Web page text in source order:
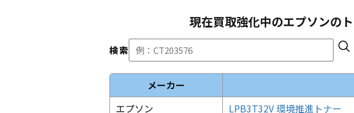
現在買取強化中のエプソンの
検索
メーカー
エプソン
LPB3T32V 環境推進トナー